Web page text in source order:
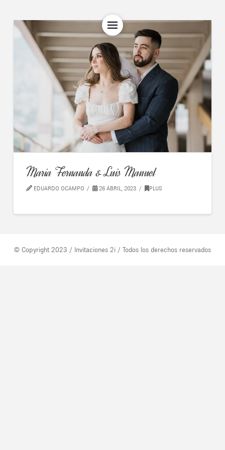
Maria Fernanda & Luis Manuel
EDUARDO OCAMPO 26 ABRIL, 2023 PLUS
© Copyright 2023 / Invitaciones 2i / Todos los derechos reservados